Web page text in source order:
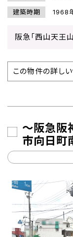
建築時期 1968
阪急「西山天王
この物件の詳し
～阪急
市向日町